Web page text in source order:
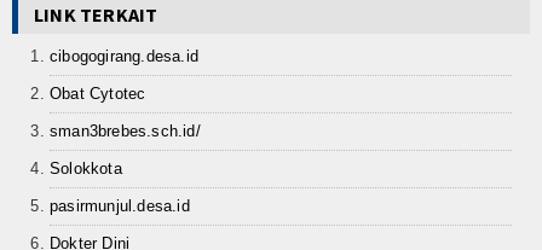
LINK TERKAIT
cibogogirang.desa.id
Obat Cytotec
sman3brebes.sch.id/
Solokkota
pasirmunjul.desa.id
Dokter Dini